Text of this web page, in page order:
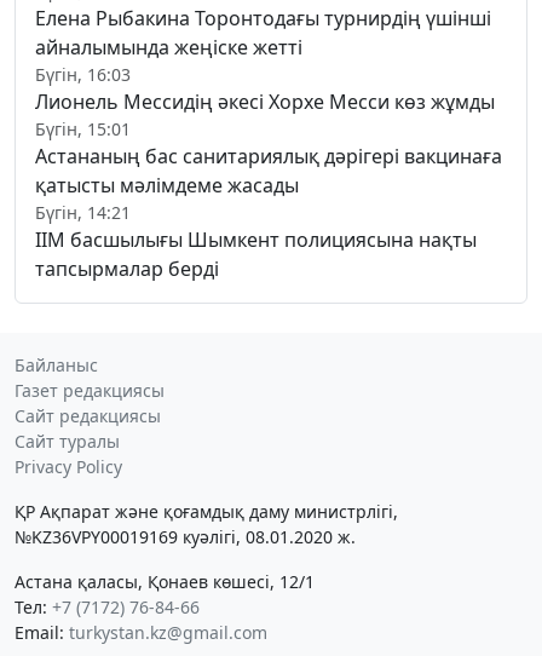
Елена Рыбакина Торонтодағы турнирдің үшінші
айналымында жеңіске жетті
Бүгін, 16:03
Лионель Мессидің әкесі Хорхе Месси көз жұмды
Бүгін, 15:01
Астананың бас санитариялық дәрігері вакцинаға
қатысты мәлімдеме жасады
Бүгін, 14:21
ІІМ басшылығы Шымкент полициясына нақты
тапсырмалар берді
Байланыс
Газет редакциясы
Сайт редакциясы
Сайт туралы
Privacy Policy
ҚР Ақпарат және қоғамдық даму министрлігі,
№KZ36VPY00019169 куәлігі, 08.01.2020 ж.
Астана қаласы, Қонаев көшесі, 12/1
Тел: +7 (7172) 76-84-66
Email: turkystan.kz@gmail.com